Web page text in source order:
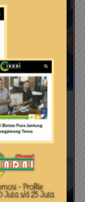
Sinkronisasi